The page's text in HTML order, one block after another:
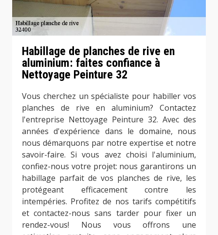
Habillage de planches de rive en
aluminium: faites confiance à
Nettoyage Peinture 32
Vous cherchez un spécialiste pour habiller vos
planches de rive en aluminium? Contactez
l'entreprise Nettoyage Peinture 32. Avec des
années d'expérience dans le domaine, nous
nous démarquons par notre expertise et notre
savoir-faire. Si vous avez choisi l'aluminium,
confiez-nous votre projet: nous garantirons un
habillage parfait de vos planches de rive, les
protégeant efficacement contre les
intempéries. Profitez de nos tarifs compétitifs
et contactez-nous sans tarder pour fixer un
rendez-vous! Nous vous offrons une